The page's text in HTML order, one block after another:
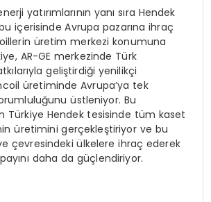
yatırımlarının yanı sıra Hendek
içerisinde Avrupa pazarına ihraç
üretim merkezi konumuna
AR-GE merkezinde Türk
geliştirdiği yenilikçi
üretiminde Avrupa’ya tek
üstleniyor. Bu
Türkiye Hendek tesisinde tüm kaset
üretimini gerçekleştiriyor ve bu
çevresindeki ülkelere ihraç ederek
daha da güçlendiriyor.